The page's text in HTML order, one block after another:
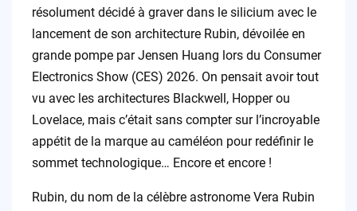
résolument décidé à graver dans le silicium avec le
lancement de son architecture Rubin, dévoilée en
grande pompe par Jensen Huang lors du Consumer
Electronics Show (CES) 2026. On pensait avoir tout
vu avec les architectures Blackwell, Hopper ou
Lovelace, mais c’était sans compter sur l’incroyable
appétit de la marque au caméléon pour redéfinir le
sommet technologique… Encore et encore !
Rubin, du nom de la célèbre astronome Vera Rubin